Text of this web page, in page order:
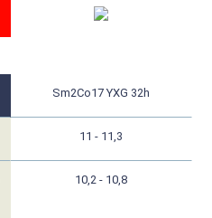
Sm2Co17 YXG 32h
11 - 11,3
10,2 - 10,8